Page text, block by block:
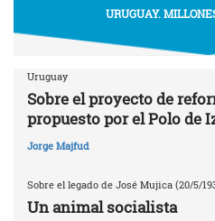
URUGUAY.
Uruguay
Sobre el proyecto de
propuesto por el Polo de
Jorge Majfud
Sobre el legado de José Mujica (20/5/
Un animal socialista